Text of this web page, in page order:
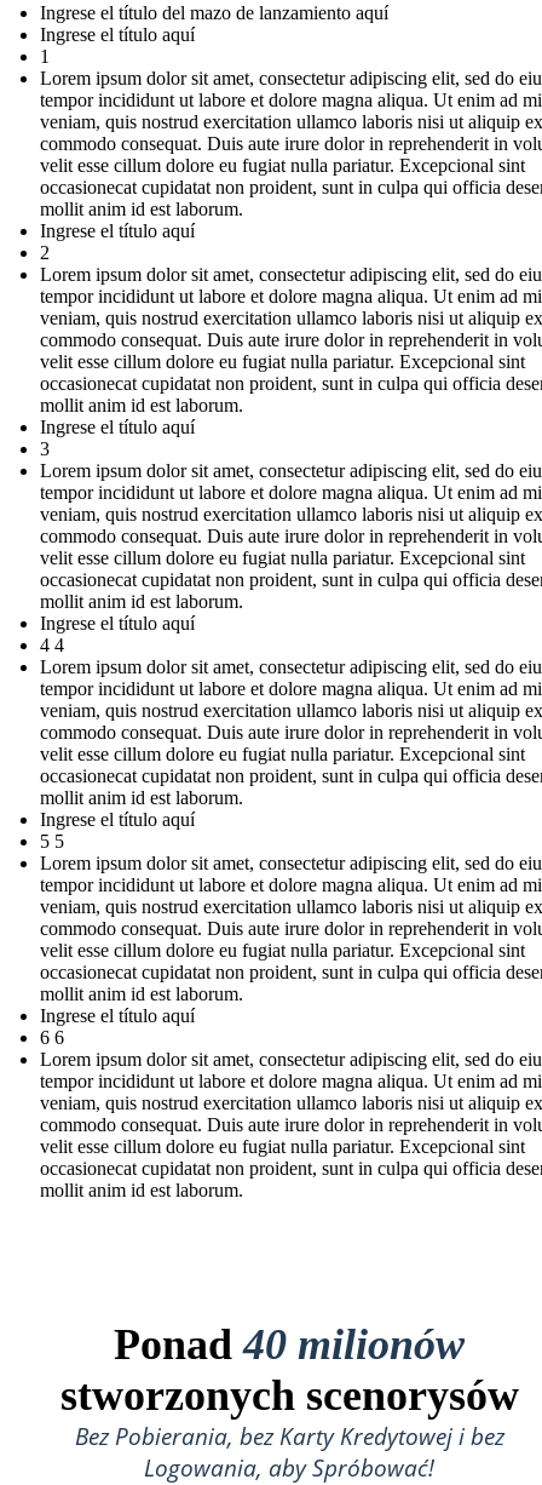
Ingrese el título del mazo de lanzamiento aquí
Ingrese el título aquí
1
Lorem ipsum dolor sit amet, consectetur adipiscing elit, sed do
tempor incididunt ut labore et dolore magna aliqua. Ut enim ad
veniam, quis nostrud exercitation ullamco laboris nisi ut aliquip
commodo consequat. Duis aute irure dolor in reprehenderit in
velit esse cillum dolore eu fugiat nulla pariatur. Excepcional sint
occasionecat cupidatat non proident, sunt in culpa qui officia
mollit anim id est laborum.
Ingrese el título aquí
2
Lorem ipsum dolor sit amet, consectetur adipiscing elit, sed do
tempor incididunt ut labore et dolore magna aliqua. Ut enim ad
veniam, quis nostrud exercitation ullamco laboris nisi ut aliquip
commodo consequat. Duis aute irure dolor in reprehenderit in
velit esse cillum dolore eu fugiat nulla pariatur. Excepcional sint
occasionecat cupidatat non proident, sunt in culpa qui officia
mollit anim id est laborum.
Ingrese el título aquí
3
Lorem ipsum dolor sit amet, consectetur adipiscing elit, sed do
tempor incididunt ut labore et dolore magna aliqua. Ut enim ad
veniam, quis nostrud exercitation ullamco laboris nisi ut aliquip
commodo consequat. Duis aute irure dolor in reprehenderit in
velit esse cillum dolore eu fugiat nulla pariatur. Excepcional sint
occasionecat cupidatat non proident, sunt in culpa qui officia
mollit anim id est laborum.
Ingrese el título aquí
4 4
Lorem ipsum dolor sit amet, consectetur adipiscing elit, sed do
tempor incididunt ut labore et dolore magna aliqua. Ut enim ad
veniam, quis nostrud exercitation ullamco laboris nisi ut aliquip
commodo consequat. Duis aute irure dolor in reprehenderit in
velit esse cillum dolore eu fugiat nulla pariatur. Excepcional sint
occasionecat cupidatat non proident, sunt in culpa qui officia
mollit anim id est laborum.
Ingrese el título aquí
5 5
Lorem ipsum dolor sit amet, consectetur adipiscing elit, sed do
tempor incididunt ut labore et dolore magna aliqua. Ut enim ad
veniam, quis nostrud exercitation ullamco laboris nisi ut aliquip
commodo consequat. Duis aute irure dolor in reprehenderit in
velit esse cillum dolore eu fugiat nulla pariatur. Excepcional sint
occasionecat cupidatat non proident, sunt in culpa qui officia
mollit anim id est laborum.
Ingrese el título aquí
6 6
Lorem ipsum dolor sit amet, consectetur adipiscing elit, sed do
tempor incididunt ut labore et dolore magna aliqua. Ut enim ad
veniam, quis nostrud exercitation ullamco laboris nisi ut aliquip
commodo consequat. Duis aute irure dolor in reprehenderit in
velit esse cillum dolore eu fugiat nulla pariatur. Excepcional sint
occasionecat cupidatat non proident, sunt in culpa qui officia
mollit anim id est laborum.
Ponad40 milionów
stworzonych scenorysów
Bez Pobierania, bez Karty Kredytowej i bez
Logowania, aby Spróbować!